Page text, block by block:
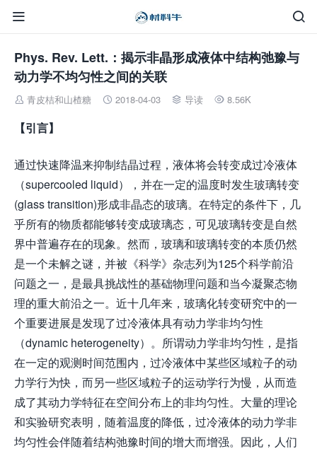


Phys. Rev. Lett.：揭示非晶形成液体中结构弛豫与
动力学不均匀性之间的关联
 青皮桔和山楂糖  2018-04-03  导读  8.56K
【引言】
通过快速降温来抑制结晶过程，液体将会转变成过冷液体
（supercooled liquid），并在一定的温度时发生玻璃转变
(glass transition)形成非晶态的玻璃。在特定的条件下，几
乎所有的物质都能够转变成玻璃态，可见玻璃转变是自然
界中普遍存在的现象。然而，玻璃和玻璃转变的本质仍然
是一个未解之谜，并被《科学》杂志列为125个科学前沿
问题之一，是最具挑战性的基础物理问题和当今凝聚态物
理的重大前沿之一。近十几年来，玻璃化转变研究中的一
个重要进展是发现了过冷液体具有动力学非均匀性
（dynamic heterogeneity）。所谓动力学非均匀性，是指
在一定的观测时间范围内，过冷液体中某些区域粒子的动
力学行为快，而另一些区域粒子的运动学行为慢，从而造
成了其动力学特征在空间分布上的非均匀性。大量的理论
和实验研究表明，随着温度的降低，过冷液体的动力学非
均匀性会伴随着结构弛豫时间的增大而增强。因此，人们